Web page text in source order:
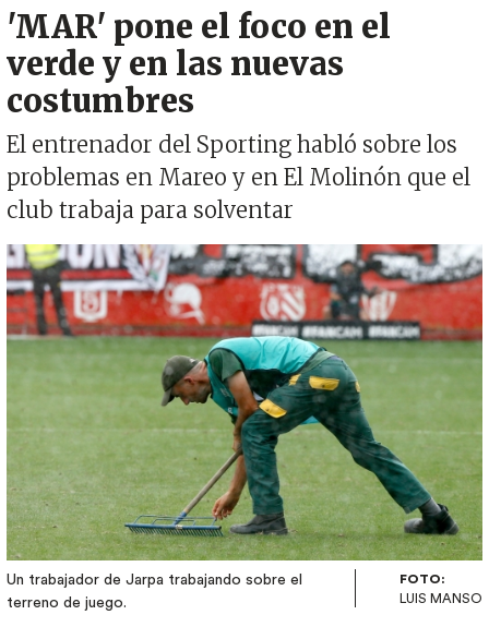
'MAR' pone el foco en el
verde y en las nuevas
costumbres
El entrenador del Sporting habló sobre los
problemas en Mareo y en El Molinón que el
club trabaja para solventar
Imagen
Un trabajador de Jarpa trabajando sobre el
terreno de juego.
FOTO:
LUIS MANSO